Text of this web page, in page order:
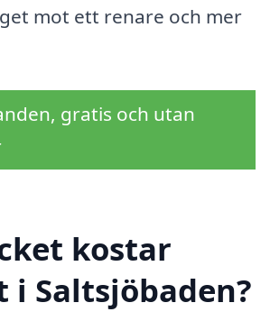
mot ett renare och mer
gratis och utan
kostar
Saltsjöbaden?